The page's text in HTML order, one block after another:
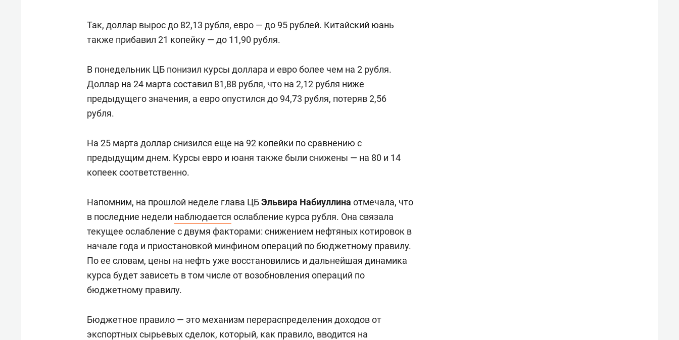
Так, доллар вырос до 82,13 рубля, евро — до 95 рублей. Китайский юань
также прибавил 21 копейку — до 11,90 рубля.
В понедельник ЦБ понизил курсы доллара и евро более чем на 2 рубля.
Доллар на 24 марта составил 81,88 рубля, что на 2,12 рубля ниже
предыдущего значения, а евро опустился до 94,73 рубля, потеряв 2,56
рубля.
На 25 марта доллар снизился еще на 92 копейки по сравнению с
предыдущим днем. Курсы евро и юаня также были снижены — на 80 и 14
копеек соответственно.
Напомним, на прошлой неделе глава ЦБЭльвира Набиуллина отмечала, что
в последние недели наблюдается ослабление курса рубля. Она связала
текущее ослабление с двумя факторами: снижением нефтяных котировок в
начале года и приостановкой минфином операций по бюджетному правилу.
По ее словам, цены на нефть уже восстановились и дальнейшая динамика
курса будет зависеть в том числе от возобновления операций по
бюджетному правилу.
Бюджетное правило — это механизм перераспределения доходов от
экспортных сырьевых сделок, который, как правило, вводится на